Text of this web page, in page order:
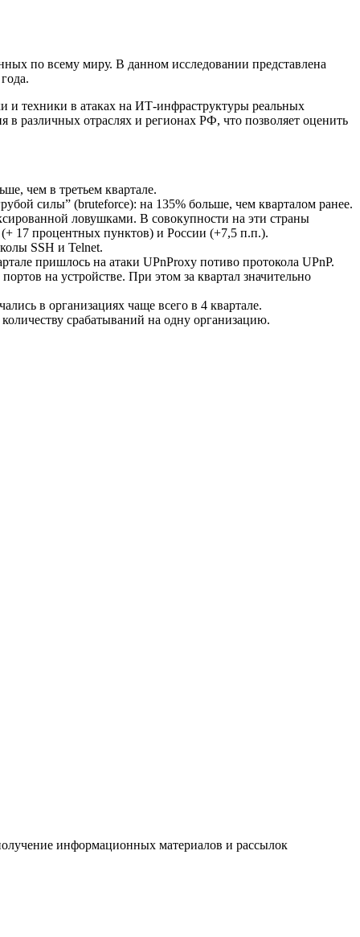
по всему миру. В данном исследовании представлена
и техники в атаках на ИТ-инфраструктуры реальных
различных отраслях и регионах РФ, что позволяет оценить
чем в третьем квартале.
силы” (bruteforce): на 135% больше, чем кварталом ранее.
ловушками. В совокупности на эти страны
17 процентных пунктов) и России (+7,5 п.п.).
SSH и Telnet.
пришлось на атаки UPnProxy потиво протокола UPnP.
на устройстве. При этом за квартал значительно
в организациях чаще всего в 4 квартале.
срабатываний на одну организацию.
информационных материалов и рассылок